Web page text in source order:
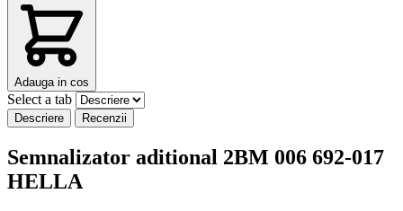
Adauga in cos
Select a tab
Descriere Recenzii
Semnalizator aditional 2BM 006 692-017
HELLA